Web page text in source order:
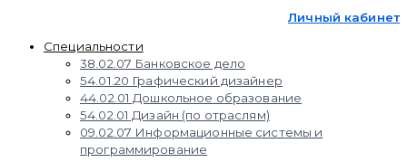
Личный кабинет
Специальности
38.02.07 Банковское дело
54.01.20 Графический дизайнер
44.02.01 Дошкольное образование
54.02.01 Дизайн (по отраслям)
09.02.07 Информационные системы и
программирование